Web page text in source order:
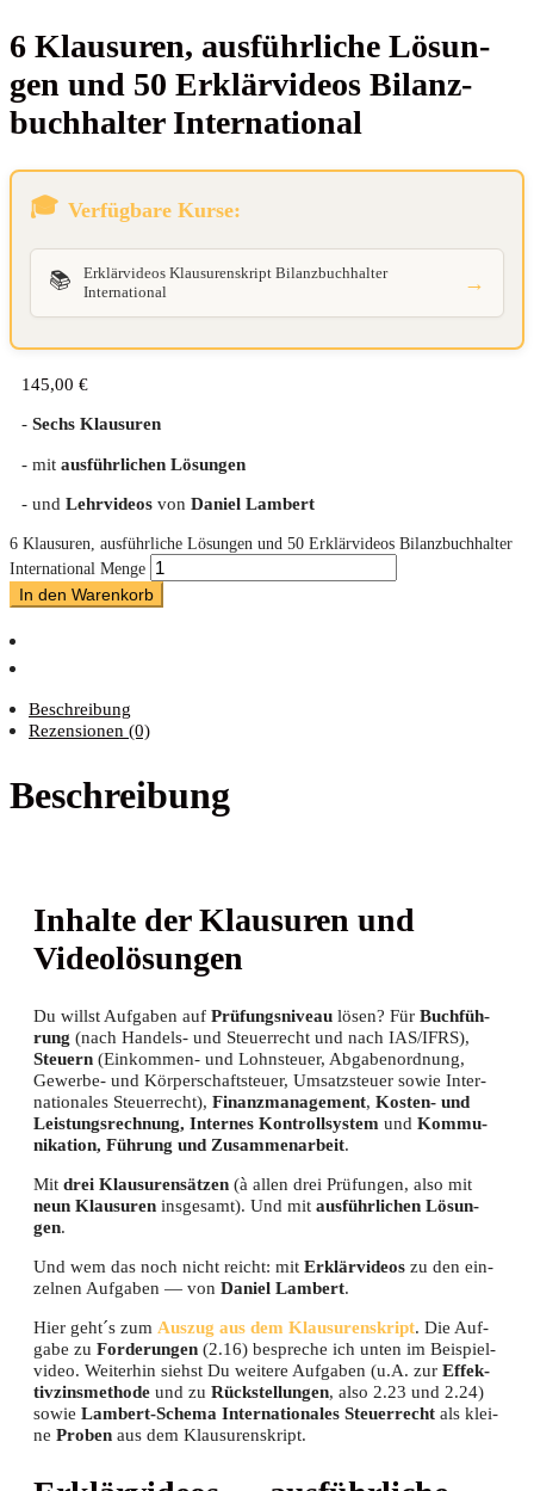
6 Klau­su­ren, aus­führ­li­che Lösun­
gen und 50 Erklär­vi­de­os Bilanz­
buch­hal­ter International
Verfügbare Kurse:
📚
Erklärvideos Klausurenskript Bilanzbuchhalter
International
→
145,00 €
- Sechs Klausuren
- mit ausführlichen Lösungen
- und Lehrvideos von Daniel Lambert
6 Klausuren, ausführliche Lösungen und 50 Erklärvideos Bilanzbuchhalter
International Menge
In den Warenkorb
Beschreibung
Rezensionen (0)
Beschreibung
Inhal­te der Klau­su­ren und
Videolösungen
Du willst Auf­ga­ben auf Prü­fungs­ni­veau lösen? Für Buch­füh­
rung (nach Han­dels- und Steu­er­recht und nach IAS/IFRS),
Steu­ern (Ein­kom­men- und Lohn­steu­er, Abga­ben­ord­nung,
Gewer­be- und Kör­per­schaft­steu­er, Umsatz­steu­er sowie Inter­
na­tio­na­les Steu­er­recht), Finanz­ma­nage­ment, Kos­ten- und
Leis­tungs­rech­nung, Inter­nes Kon­troll­sys­tem und Kom­mu­
ni­ka­ti­on, Füh­rung und Zusam­men­ar­beit.
Mit drei Klau­su­ren­sät­zen (à allen drei Prü­fun­gen, also mit
neun Klau­su­ren ins­ge­samt). Und mit aus­führ­li­chen Lösun­
gen.
Und wem das noch nicht reicht: mit Erklär­vi­de­os zu den ein­
zel­nen Auf­ga­ben — von Dani­el Lam­bert.
Hier geht´s zum Aus­zug aus dem Klau­su­ren­skript. Die Auf­
ga­be zu For­de­run­gen (2.16) bespre­che ich unten im Bei­spiel­
vi­deo. Wei­ter­hin siehst Du wei­te­re Auf­ga­ben (u.A. zur Effek­
tiv­zins­me­tho­de und zu Rück­stel­lun­gen, also 2.23 und 2.24)
sowie Lam­bert-Sche­ma Inter­na­tio­na­les Steu­er­recht als klei­
ne Pro­ben aus dem Klausurenskript.